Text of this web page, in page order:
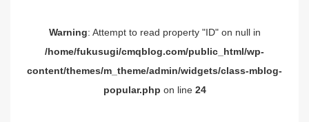
Warning: Attempt to read property "ID" on null in
/home/fukusugi/cmqblog.com/public_html/wp-
content/themes/m_theme/admin/widgets/class-mblog-
popular.php on line 24